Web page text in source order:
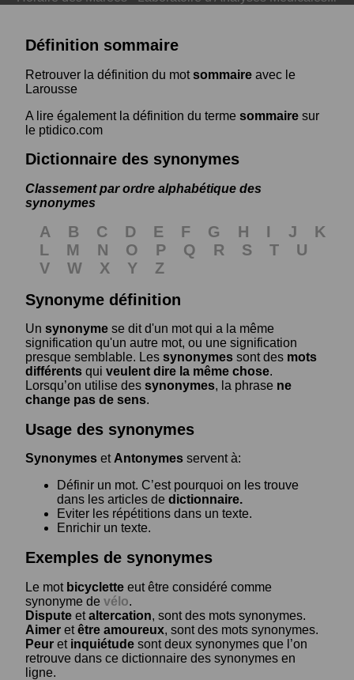
Définition sommaire
Retrouver la définition du motsommaire avec le
Larousse
A lire également la définition du terme sommaire sur
le ptidico.com
Dictionnaire des synonymes
Classement par ordre alphabétique des
synonymes
A B C D E F G H I J
K
L
M N O P Q R S T
U
V
W X Y
Z
Synonyme définition
Un synonyme se dit d'un mot qui a la même
signification qu'un autre mot, ou une signification
presque semblable. Les synonymes sont des mots
différents qui veulent dire la même chose.
Lorsqu’on utilise des synonymes, la phrase ne
change pas de sens.
Usage des synonymes
Synonymes etAntonymes servent à:
Définir un mot. C’est pourquoi on les trouve
dans les articles de dictionnaire.
Eviter les répétitions dans un texte.
Enrichir un texte.
Exemples de synonymes
Le mot bicyclette eut être considéré comme
synonyme de vélo.
Dispute etaltercation, sont des mots synonymes.
Aimer etêtre amoureux, sont des mots synonymes.
Peur et inquiétude sont deux synonymes que l’on
retrouve dans ce dictionnaire des synonymes en
ligne.